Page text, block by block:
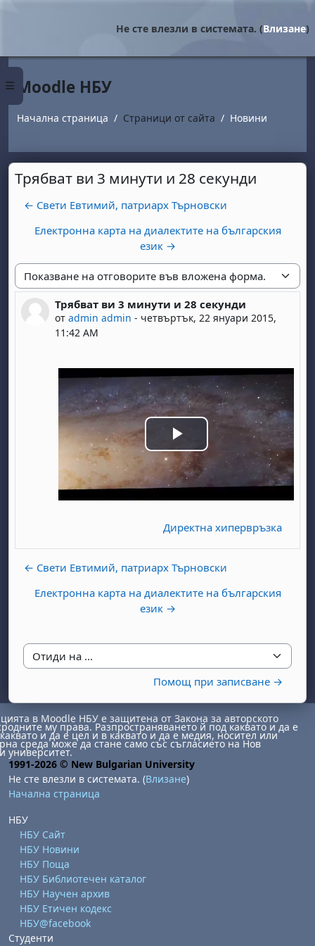
Страничен панел
Не сте влезли в системата. (Влизане)
Moodle НБУ
Начална страница Страници от сайта Новини
Трябват ви 3 минути и 28 секунди
← Свети Евтимий, патриарх Търновски
Електронна карта на диалектите на българския
език →
Начин на показване
Трябват ви 3 минути и 28 секунди
отadmin admin - четвъртък, 22 януари 2015,
11:42 AM
Number of replies: 0
P
l
y
V
d
e
o
Директна хипервръзка
← Свети Евтимий, патриарх Търновски
Електронна карта на диалектите на българския
език →
Отиди на ...
Помощ при записване →
1 август
неделя, 2 август
6 август
август8 август
неделя, 9 август
август
август
15 август
неделя, 16 август
август
август
22 август
неделя, 23 август
август
август
29 август
неделя, 30 август
в Moodle НБУ е защитена от Закона за авторското
му права. Разпространяването й под каквато и да е
и да е цел и в каквато и да е медия, носител или
среда може да стане само със съгласието на Нов
университет.
1991-2026 © New Bulgarian University
Не сте влезли в системата. (Влизане)
Начална страница
НБУ
НБУ Сайт
НБУ Новини
НБУ Поща
НБУ Библиотечен каталог
НБУ Научен архив
НБУ Етичен кодекс
НБУ@facebook
Студенти